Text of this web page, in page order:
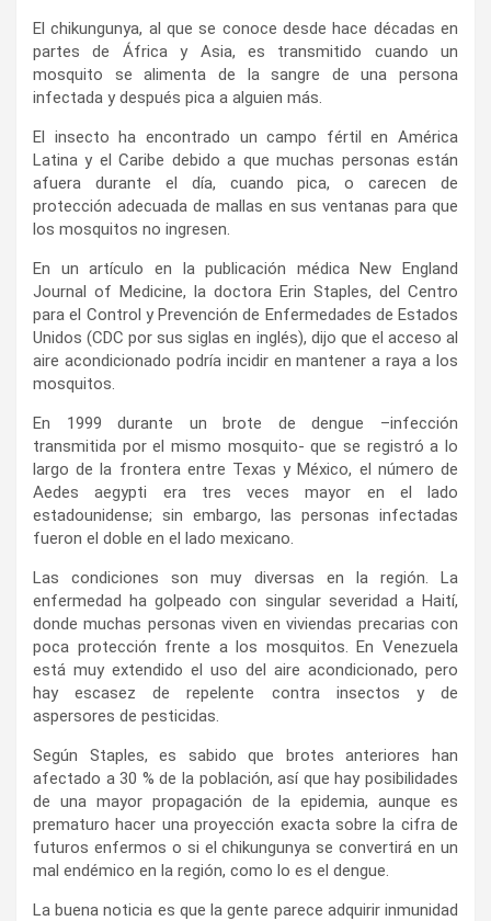
El chikungunya, al que se conoce desde hace décadas en
partes de África y Asia, es transmitido cuando un
mosquito se alimenta de la sangre de una persona
infectada y después pica a alguien más.
El insecto ha encontrado un campo fértil en América
Latina y el Caribe debido a que muchas personas están
afuera durante el día, cuando pica, o carecen de
protección adecuada de mallas en sus ventanas para que
los mosquitos no ingresen.
En un artículo en la publicación médica New England
Journal of Medicine, la doctora Erin Staples, del Centro
para el Control y Prevención de Enfermedades de Estados
Unidos (CDC por sus siglas en inglés), dijo que el acceso al
aire acondicionado podría incidir en mantener a raya a los
mosquitos.
En 1999 durante un brote de dengue –infección
transmitida por el mismo mosquito- que se registró a lo
largo de la frontera entre Texas y México, el número de
Aedes aegypti era tres veces mayor en el lado
estadounidense; sin embargo, las personas infectadas
fueron el doble en el lado mexicano.
Las condiciones son muy diversas en la región. La
enfermedad ha golpeado con singular severidad a Haití,
donde muchas personas viven en viviendas precarias con
poca protección frente a los mosquitos. En Venezuela
está muy extendido el uso del aire acondicionado, pero
hay escasez de repelente contra insectos y de
aspersores de pesticidas.
Según Staples, es sabido que brotes anteriores han
afectado a 30 % de la población, así que hay posibilidades
de una mayor propagación de la epidemia, aunque es
prematuro hacer una proyección exacta sobre la cifra de
futuros enfermos o si el chikungunya se convertirá en un
mal endémico en la región, como lo es el dengue.
La buena noticia es que la gente parece adquirir inmunidad